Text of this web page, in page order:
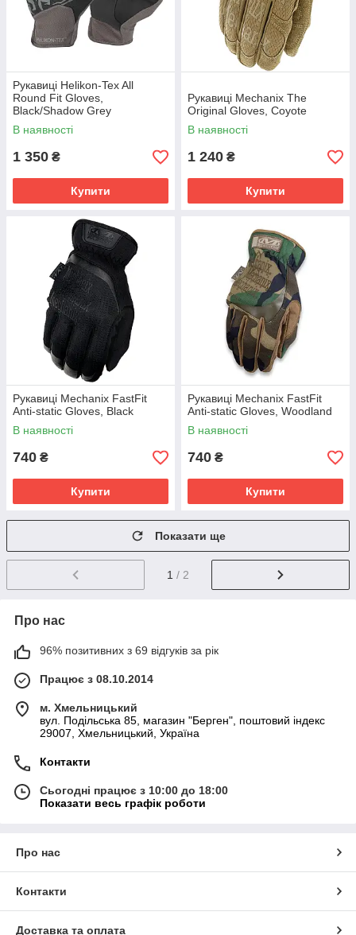
Рукавиці Helikon-Tex All
Round Fit Gloves,
Black/Shadow Grey
В наявності
1 350 ₴
Купити
Рукавиці Mechanix The
Original Gloves, Coyote
В наявності
1 240 ₴
Купити
Рукавиці Mechanix FastFit
Anti-static Gloves, Black
В наявності
740 ₴
Купити
Рукавиці Mechanix FastFit
Anti-static Gloves, Woodland
В наявності
740 ₴
Купити
Показати ще
1 / 2
Про нас
96% позитивних з 69 відгуків за рік
Працює з 08.10.2014
м. Хмельницький
вул. Подільська 85, магазин "Берген", поштовий індекс
29007, Хмельницький, Україна
Контакти
Сьогодні працює з 10:00 до 18:00
Показати весь графік роботи
Про нас
Контакти
Доставка та оплата